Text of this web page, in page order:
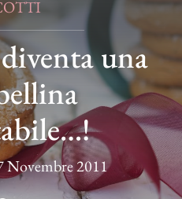
una
Novembre 2011